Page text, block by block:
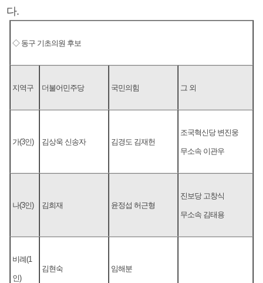
다.
◇ 동구 기초의원 후보
지역구 더불어민주당 국민의힘 그 외
가(3인) 김상욱 신송자 김경도 김재헌
조국혁신당 변진웅
무소속 이관우
나(3인) 김희재 윤정섭 허근형
진보당 고창식
무소속 김태용
비례(1
인)
김현숙 임해분